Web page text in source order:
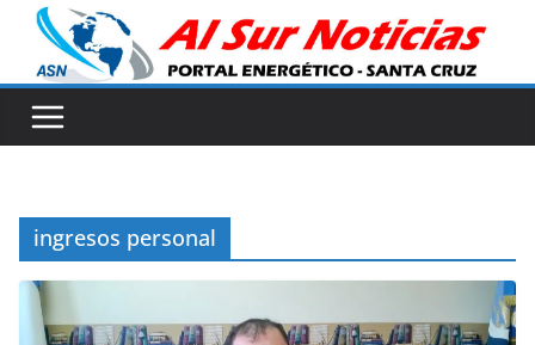
Skip
content
ingresos personal